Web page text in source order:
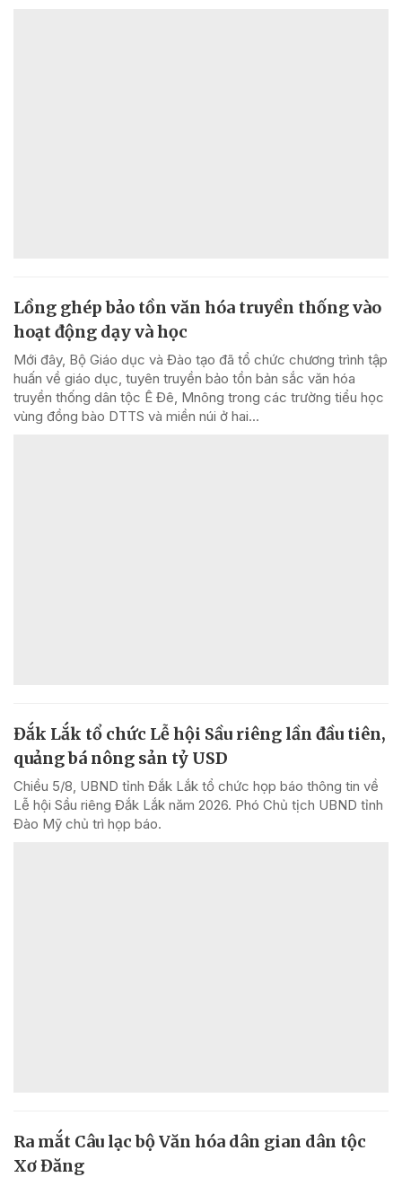
Lồng ghép bảo tồn văn hóa truyền thống vào
hoạt động dạy và học
Mới đây, Bộ Giáo dục và Đào tạo đã tổ chức chương trình tập
huấn về giáo dục, tuyên truyền bảo tồn bản sắc văn hóa
truyền thống dân tộc Ê Đê, Mnông trong các trường tiểu học
vùng đồng bào DTTS và miền núi ở hai...
Đắk Lắk tổ chức Lễ hội Sầu riêng lần đầu tiên,
quảng bá nông sản tỷ USD
Chiều 5/8, UBND tỉnh Đắk Lắk tổ chức họp báo thông tin về
Lễ hội Sầu riêng Đắk Lắk năm 2026. Phó Chủ tịch UBND tỉnh
Đào Mỹ chủ trì họp báo.
Ra mắt Câu lạc bộ Văn hóa dân gian dân tộc
Xơ Đăng